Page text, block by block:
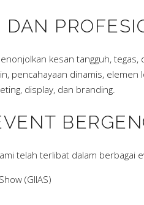
kesan tangguh,
pencahayaan dinamis,
display, dan branding.
telah terlibat dalam berbagai
(GIIAS)